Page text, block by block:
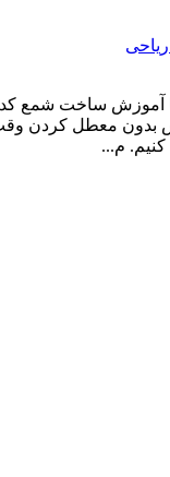
با آموزش ساخت شمع
بدون معطل کردن
م...